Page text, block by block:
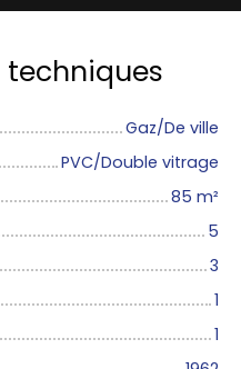
Gaz/De ville
PVC/Double vitrage
85 m²
5
3
1
1